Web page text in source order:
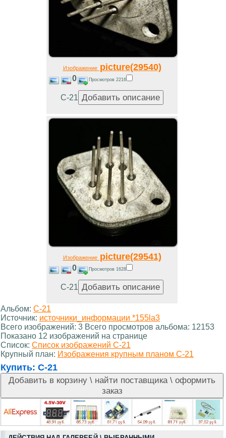
Изображениеpicture(29540)
0 Просмотров 2216
С-21
Изображениеpicture(29541)
0 Просмотров 1628
С-21
Альбом: С-21
Источник: источники_информации *155la3
Всего изображений: 3 Всего просмотров альбома: 12153
Показано 12 изображений на странице
Список: Список изображений С-21
Крупный план: Изображения крупным планом С-21
Купить: С-21